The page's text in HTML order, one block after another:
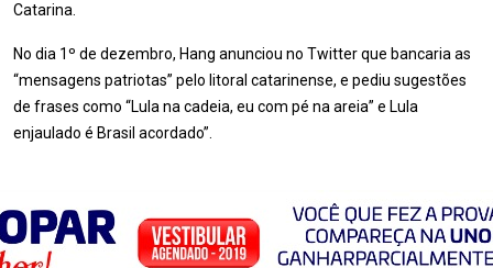
Catarina.
No dia 1º de dezembro, Hang anunciou no Twitter que bancaria as
“mensagens patriotas” pelo litoral catarinense, e pediu sugestões
de frases como “Lula na cadeia, eu com pé na areia” e Lula
enjaulado é Brasil acordado”.